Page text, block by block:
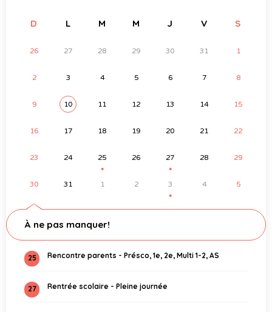
D L M M J V S
26 27 28 29 30 31 1
2 3 4 5 6 7 8
9 10 11 12 13 14 15
16 17 18 19 20 21 22
23 24 25
●
26 27
●
28 29
30 31 1 2 3
●
4 5
À ne pas manquer!
25 Rencontre parents - Présco, 1e, 2e, Multi 1-2, AS
27 Rentrée scolaire - Pleine journée